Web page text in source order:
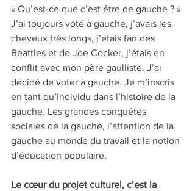
« Qu’est-ce que c’est être de gauche ? »
J’ai toujours voté à gauche, j’avais les
cheveux très longs, j’étais fan des
Beattles et de Joe Cocker, j’étais en
conflit avec mon père gaulliste. J’ai
décidé de voter à gauche. Je m’inscris
en tant qu’individu dans l’histoire de la
gauche. Les grandes conquêtes
sociales de la gauche, l’attention de la
gauche au monde du travail et la notion
d’éducation populaire.
Le cœur du projet culturel, c’est la